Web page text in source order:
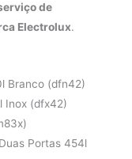
de
Electrolux.
Branco (dfn42)
Inox (dfx42)
Portas 454l